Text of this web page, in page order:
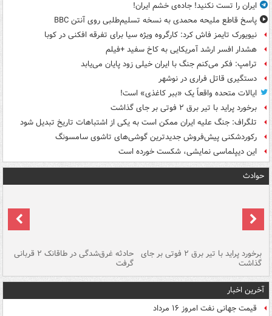
ایران را تست نکنید! جاده‌ی خشم ایران!
پاسخ قاطع ملیحه محمدی به نسخه تسلیم‌طلبی روی آنتن BBC
نیویورک تایمز فاش کرد: کارگروه ویژه سیا برای تفرقه افکنی در کوبا
هشدار افسر ارشد آمریکایی به کاخ سفید +فیلم
ترامپ: فکر می‌کنم جنگ با ایران خیلی زود پایان می‌یابد
دستگیری قاتل فراری در نوشهر
ایالات متحده واقعاً یک «ببر کاغذی» است!
برخورد پراید با تیر برق ۲ فوتی بر جای گذاشت
تلگراف: جنگ علیه ایران ممکن است به یکی از اشتباهات تاریخ تبدیل شود
رکوردشکنی پیش‌فروش جدیدترین گوشی‌های تاشوی سامسونگ
این دیپلماسی نمایشی، شکست خورده است
حوادث
برخورد پراید با تیر برق ۲ فوتی بر جای
گذاشت
حادثه غرق‌شدگی در طاقانک ۲ قربانی
گرفت
آخرین اخبار
قیمت جهانی نفت امروز ۱۶ مرداد